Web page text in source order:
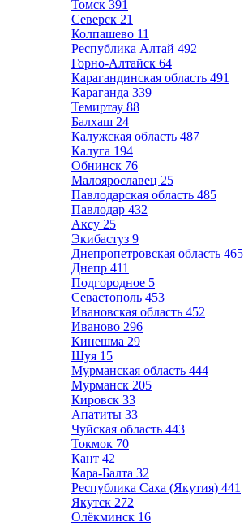
Томск 391
Северск 21
Колпашево 11
Республика Алтай 492
Горно-Алтайск 64
Карагандинская область 491
Караганда 339
Темиртау 88
Балхаш 24
Калужская область 487
Калуга 194
Обнинск 76
Малоярославец 25
Павлодарская область 485
Павлодар 432
Аксу 25
Экибастуз 9
Днепропетровская область 465
Днепр 411
Подгородное 5
Севастополь 453
Ивановская область 452
Иваново 296
Кинешма 29
Шуя 15
Мурманская область 444
Мурманск 205
Кировск 33
Апатиты 33
Чуйская область 443
Токмок 70
Кант 42
Кара-Балта 32
Республика Саха (Якутия) 441
Якутск 272
Олёкминск 16